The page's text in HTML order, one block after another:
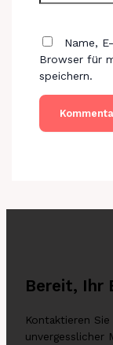
Name,
Browser für
speichern.
Bereit, Ihr
Kontaktieren
unvergesslicher